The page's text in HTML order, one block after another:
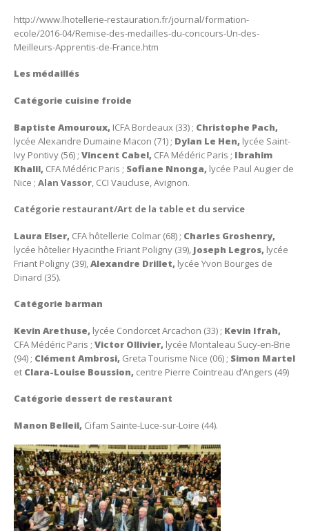
http://www.lhotellerie-restauration.fr/journal/formation-
ecole/2016-04/Remise-des-medailles-du-concours-Un-des-
Meilleurs-Apprentis-de-France.htm
Les médaillés
Catégorie cuisine froide
Baptiste Amouroux, ICFA Bordeaux (33) ; Christophe Pach,
lycée Alexandre Dumaine Macon (71) ; Dylan Le Hen, lycée Saint-
Ivy Pontivy (56) ; Vincent Cabel, CFA Médéric Paris ; Ibrahim
Khalil, CFA Médéric Paris ; Sofiane Nnonga, lycée Paul Augier de
Nice ; Alan Vassor , CCI Vaucluse, Avignon.
Catégorie restaurant/Art de la table et du service
Laura Elser, CFA hôtellerie Colmar (68) ; Charles Groshenry,
lycée hôtelier Hyacinthe Friant Poligny (39), Joseph Legros, lycée
Friant Poligny (39),Alexandre Drillet, lycée Yvon Bourges de
Dinard (35).
Catégorie barman
Kevin Arethuse, lycée Condorcet Arcachon (33) ; Kevin Ifrah,
CFA Médéric Paris ; Victor Ollivier, lycée Montaleau Sucy-en-Brie
(94) ; Clément Ambrosi, Greta Tourisme Nice (06) ; Simon Martel
et Clara-Louise Boussion, centre Pierre Cointreau d’Angers (49)
Catégorie dessert de restaurant
Manon Belleil, Cifam Sainte-Luce-sur-Loire (44).